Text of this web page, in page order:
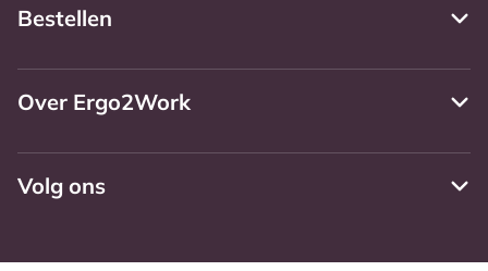
Bestellen
Over Ergo2Work
Volg ons